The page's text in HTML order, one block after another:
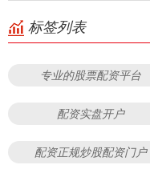
标签列表
专业的股票配资平台
配资实盘开户
配资正规炒股配资门户